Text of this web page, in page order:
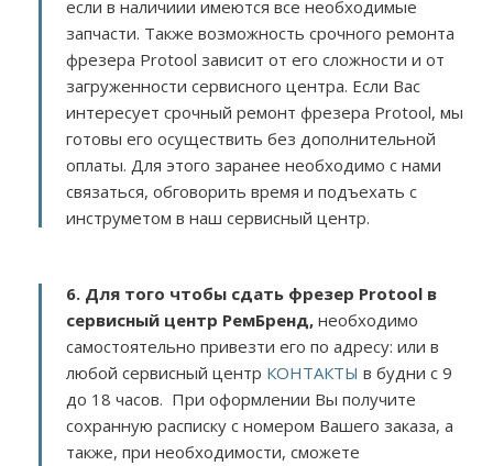
если в наличиии имеются все необходимые
запчасти. Также возможность срочного ремонта
фрезера Protool зависит от его сложности и от
загруженности сервисного центра. Если Вас
интересует срочный ремонт фрезера Protool, мы
готовы его осуществить без дополнительной
оплаты. Для этого заранее необходимо с нами
связаться, обговорить время и подъехать с
инструметом в наш сервисный центр.
6. Для того чтобы сдать фрезер Protool в
сервисный центр РемБренд, необходимо
самостоятельно привезти его по адресу: или в
любой сервисный центр КОНТАКТЫ в будни с 9
до 18 часов. При оформлении Вы получите
сохранную расписку с номером Вашего заказа, а
также, при необходимости, сможете